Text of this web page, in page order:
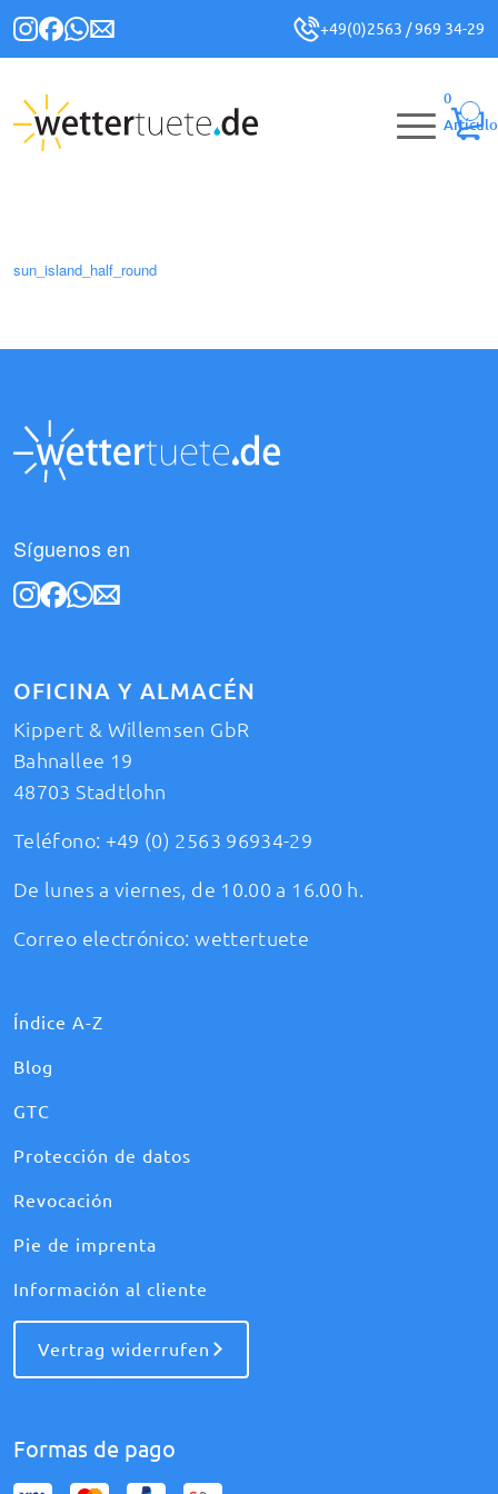
+49(0)2563 / 969 34-29
0
Artículo
sun_island_half_round
Síguenos en
OFICINA Y ALMACÉN
Kippert & Willemsen GbR
Bahnallee 19
48703 Stadtlohn
Teléfono: +49 (0) 2563 96934-29
De lunes a viernes, de 10.00 a 16.00 h.
Correo electrónico:wettertuete
Índice A-Z
Blog
GTC
Protección de datos
Revocación
Pie de imprenta
Información al cliente
Vertrag widerrufen
Formas de pago